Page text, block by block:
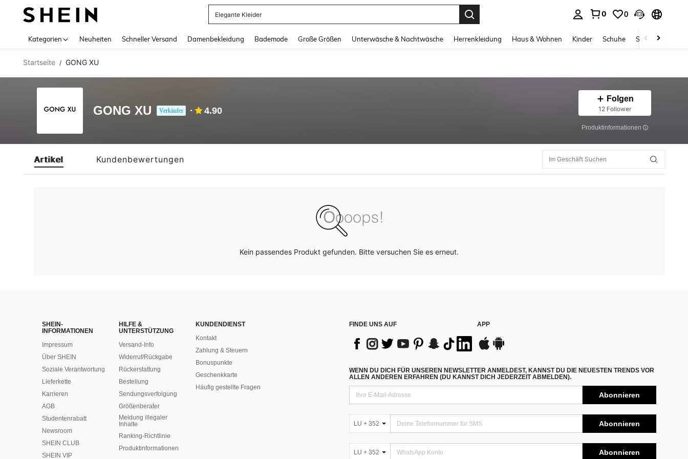
Elegante Kleider
0 0
Kategorien Neuheiten Schneller Versand Damenbekleidung Bademode Große Größen Unterwäsche & Nachtwäsche Herrenkleidung Haus & Wohnen Kinder Schuhe Schmuck &
Startseite / GONG XU
GONG XU Verkäufer 4.90
Folgen
12 Follower
Produktinformationen
Artikel Kundenbewertungen
Kein passendes Produkt gefunden. Bitte versuchen Sie es erneut.
SHEIN-
INFORMATIONEN
Impressum
Über SHEIN
Soziale Verantwortung
Lieferkette
Karrieren
AGB
Studentenrabatt
Newsroom
SHEIN CLUB
SHEIN VIP
HILFE &
UNTERSTÜTZUNG
Versand-Info
Widerruf/Rückgabe
Rückerstattung
Bestellung
Sendungsverfolgung
Größenberater
Meldung illegaler
Inhalte
Ranking-Richtlinie
​Produktinformationen
KUNDENDIENST
Kontakt
Zahlung & Steuern
Bonuspunkte
Geschenkkarte
Häufig gestellte Fragen
FINDE UNS AUF APP
WENN DU DICH FÜR UNSEREN NEWSLETTER ANMELDEST, KANNST DU DIE NEUESTEN TRENDS VOR
ALLEN ANDEREN ERFAHREN (DU KANNST DICH JEDERZEIT ABMELDEN).
Abonnieren
LU + 352 Abonnieren
LU + 352 Abonnieren